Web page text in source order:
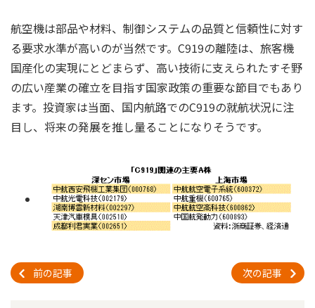
航空機は部品や材料、制御システムの品質と信頼性に対す
る要求水準が高いのが当然です。C919の離陸は、旅客機
国産化の実現にとどまらず、高い技術に支えられたすそ野
の広い産業の確立を目指す国家政策の重要な節目でもあり
ます。投資家は当面、国内航路でのC919の就航状況に注
目し、将来の発展を推し量ることになりそうです。
前の記事 次の記事